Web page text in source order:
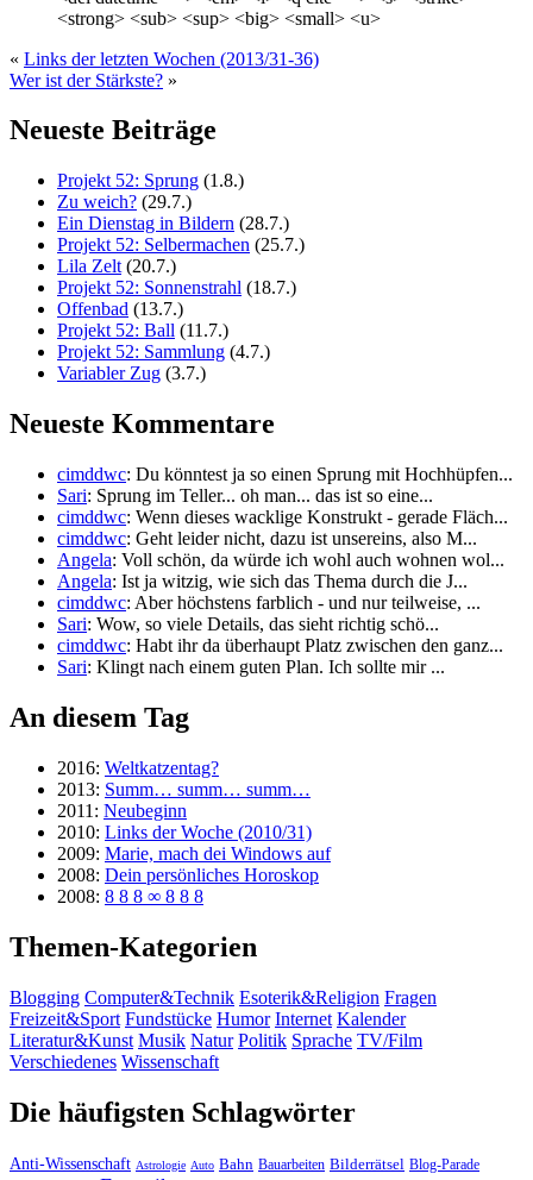
<strong> <sub> <sup> <big> <small> <u>
« Links der letzten Wochen (2013/31-36)
Wer ist der Stärkste? »
Neueste Beiträge
Projekt 52: Sprung (1.8.)
Zu weich? (29.7.)
Ein Dienstag in Bildern (28.7.)
Projekt 52: Selbermachen (25.7.)
Lila Zelt (20.7.)
Projekt 52: Sonnenstrahl (18.7.)
Offenbad (13.7.)
Projekt 52: Ball (11.7.)
Projekt 52: Sammlung (4.7.)
Variabler Zug (3.7.)
Neueste Kommentare
cimddwc: Du könntest ja so einen Sprung mit Hochhüpfen...
Sari: Sprung im Teller... oh man... das ist so eine...
cimddwc: Wenn dieses wacklige Konstrukt - gerade Fläch...
cimddwc: Geht leider nicht, dazu ist unsereins, also M...
Angela: Voll schön, da würde ich wohl auch wohnen wol...
Angela: Ist ja witzig, wie sich das Thema durch die J...
cimddwc: Aber höchstens farblich - und nur teilweise, ...
Sari: Wow, so viele Details, das sieht richtig schö...
cimddwc: Habt ihr da überhaupt Platz zwischen den ganz...
Sari: Klingt nach einem guten Plan. Ich sollte mir ...
An diesem Tag
2016: Weltkatzentag?
2013: Summ… summ… summ…
2011: Neubeginn
2010: Links der Woche (2010/31)
2009: Marie, mach dei Windows auf
2008: Dein persönliches Horoskop
2008: 8 8 8 ∞ 8 8 8
Themen-Kategorien
Blogging Computer&Technik Esoterik&Religion Fragen
Freizeit&Sport Fundstücke Humor Internet Kalender
Literatur&Kunst Musik Natur Politik Sprache TV/Film
Verschiedenes Wissenschaft
Die häufigsten Schlagwörter
Anti-Wissenschaft Astrologie Auto Bahn Bauarbeiten Bilderrätsel Blog-Parade